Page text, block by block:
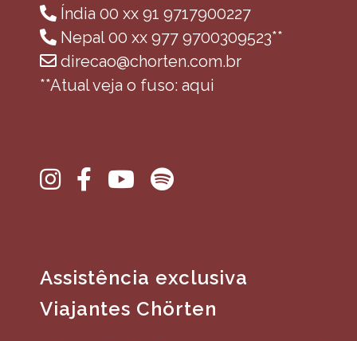
Índia 00 xx 91 9717900227
Nepal 00 xx 977 9700309523**
direcao@chorten.com.br
**Atual veja o fuso: aqui
Assistência exclusiva
Viajantes Chörten